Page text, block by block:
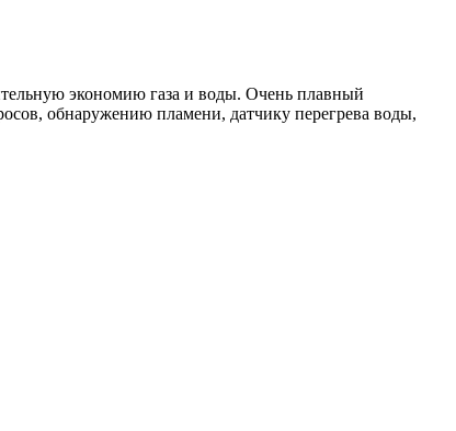
экономию газа и воды. Очень плавный
обнаружению пламени, датчику перегрева воды,